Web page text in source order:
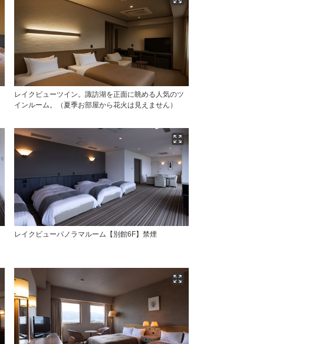
レイクビューツイン。諏訪湖を正面に眺める人気のツ
インルーム。（夏季お部屋から花火は見えません）
レイクビューパノラマルーム【別館6F】禁煙